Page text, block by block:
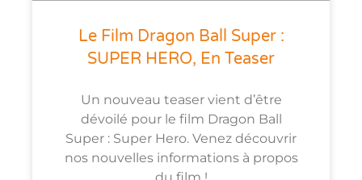
Le Film Dragon Ball Super :
SUPER HERO, En Teaser
Un nouveau teaser vient d’être
dévoilé pour le film Dragon Ball
Super : Super Hero. Venez découvrir
nos nouvelles informations à propos